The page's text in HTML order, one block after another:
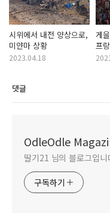
시위에서 내전 양상으로,
미얀마 상황
2023.04.18
게
프
시
댓글
OdleOdle
딸기21 님의 블로그입니
구독하기